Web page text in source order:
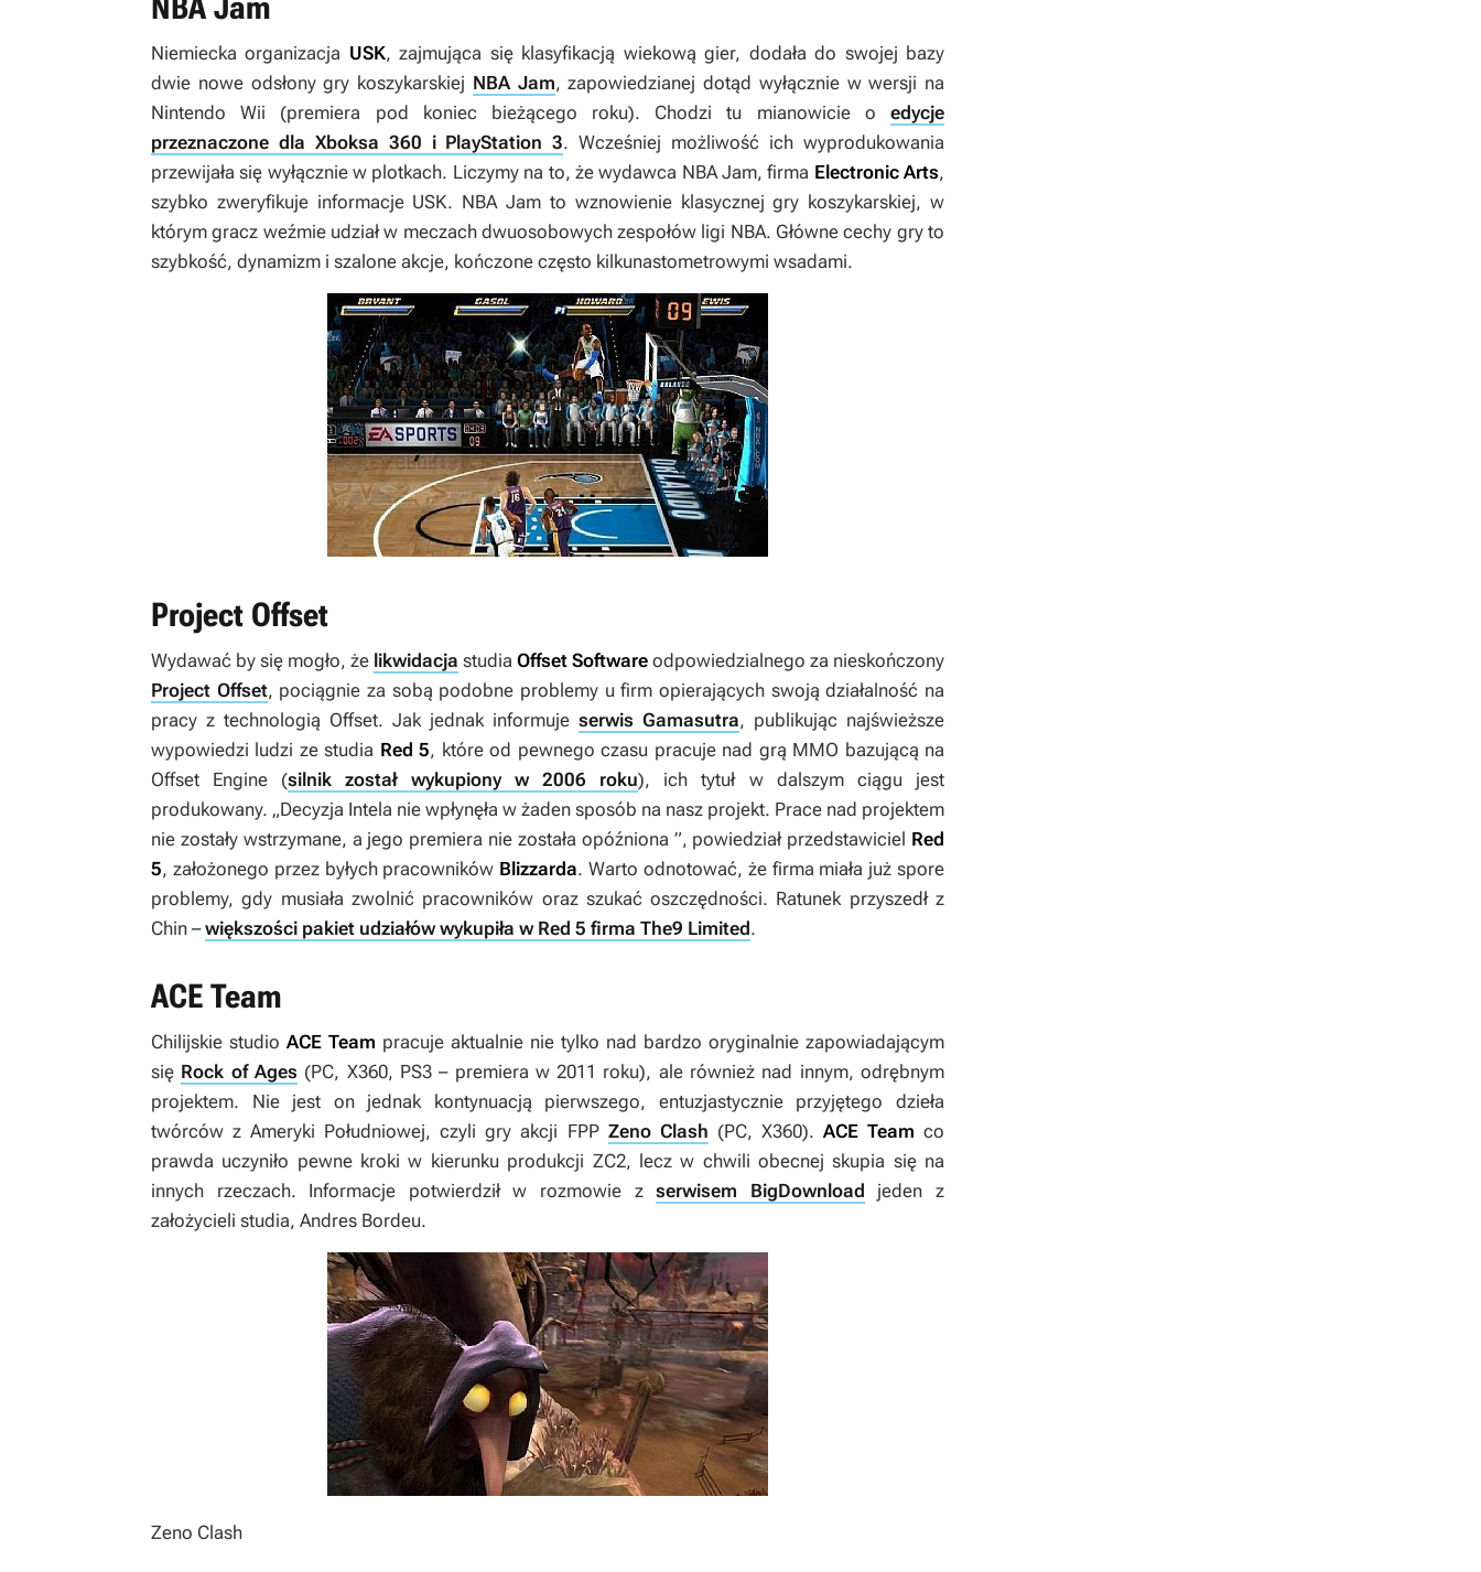
Niemiecka organizacja USK, zajmująca się klasyfikacją wiekową gier, dodała do swojej bazy
dwie nowe odsłony gry koszykarskiej NBA Jam, zapowiedzianej dotąd wyłącznie w wersji na
Nintendo Wii (premiera pod koniec bieżącego roku). Chodzi tu mianowicie o edycje
przeznaczone dla Xboksa 360 i PlayStation 3. Wcześniej możliwość ich wyprodukowania
przewijała się wyłącznie w plotkach. Liczymy na to, że wydawca NBA Jam, firma Electronic Arts,
szybko zweryfikuje informacje USK. NBA Jam to wznowienie klasycznej gry koszykarskiej, w
którym gracz weźmie udział w meczach dwuosobowych zespołów ligi NBA. Główne cechy gry to
szybkość, dynamizm i szalone akcje, kończone często kilkunastometrowymi wsadami.
Project Offset
Wydawać by się mogło, że likwidacja studia Offset Software odpowiedzialnego za nieskończony
Project Offset, pociągnie za sobą podobne problemy u firm opierających swoją działalność na
pracy z technologią Offset. Jak jednak informuje serwis Gamasutra, publikując najświeższe
wypowiedzi ludzi ze studia Red 5, które od pewnego czasu pracuje nad grą MMO bazującą na
Offset Engine (silnik został wykupiony w 2006 roku), ich tytuł w dalszym ciągu jest
produkowany. „Decyzja Intela nie wpłynęła w żaden sposób na nasz projekt. Prace nad projektem
nie zostały wstrzymane, a jego premiera nie została opóźniona ”, powiedział przedstawiciel Red
5, założonego przez byłych pracowników Blizzarda. Warto odnotować, że firma miała już spore
problemy, gdy musiała zwolnić pracowników oraz szukać oszczędności. Ratunek przyszedł z
Chin –większości pakiet udziałów wykupiła w Red 5 firma The9 Limited.
ACE Team
Chilijskie studio ACE Team pracuje aktualnie nie tylko nad bardzo oryginalnie zapowiadającym
się Rock of Ages (PC, X360, PS3 – premiera w 2011 roku), ale również nad innym, odrębnym
projektem. Nie jest on jednak kontynuacją pierwszego, entuzjastycznie przyjętego dzieła
twórców z Ameryki Południowej, czyli gry akcji FPP Zeno Clash (PC, X360). ACE Team co
prawda uczyniło pewne kroki w kierunku produkcji ZC2, lecz w chwili obecnej skupia się na
innych rzeczach. Informacje potwierdził w rozmowie zserwisem BigDownload jeden z
założycieli studia, Andres Bordeu.
Zeno Clash